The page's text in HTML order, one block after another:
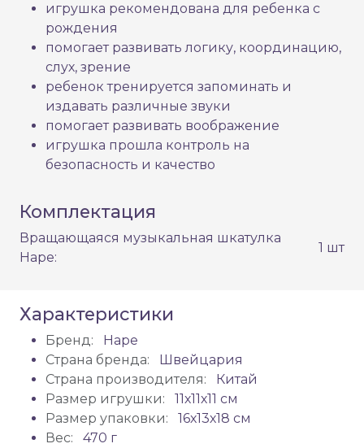
игрушка рекомендована для ребенка с
рождения
помогает развивать логику, координацию,
слух, зрение
ребенок тренируется запоминать и
издавать различные звуки
помогает развивать воображение
игрушка прошла контроль на
безопасность и качество
Комплектация
Вращающаяся музыкальная шкатулка
Hape:
1 шт
Характеристики
Бренд:
Hape
Страна бренда:
Швейцария
Страна производителя:
Китай
Размер игрушки:
11х11х11 см
Размер упаковки:
16х13х18 см
Вес:
470 г